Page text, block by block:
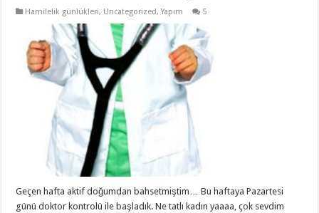
Hamilelik günlükleri, Uncategorized,Yapım 5
Geçen hafta aktif doğumdan bahsetmiştim… Bu haftaya Pazartesi
günü doktor kontrolü ile başladık. Ne tatlı kadın yaaaa, çok sevdim